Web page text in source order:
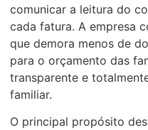
comunicar a leitura do
cada fatura. A empresa
que demora menos de
para o orçamento das
transparente e
familiar.
O principal propósito